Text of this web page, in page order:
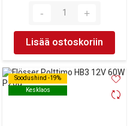
Lisää ostoskoriin
Soodushind -19%
Kesklaos
Soodushind -19%
Kesklaos